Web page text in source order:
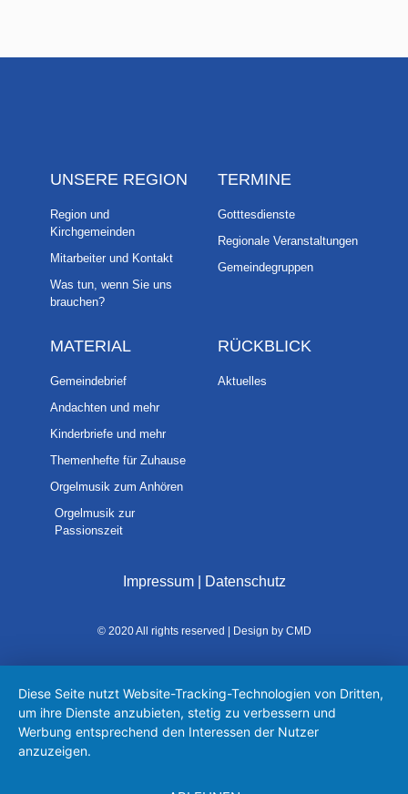
UNSERE REGION
Region und
Kirchgemeinden
Mitarbeiter und Kontakt
Was tun, wenn Sie uns
brauchen?
TERMINE
Gotttesdienste
Regionale Veranstaltungen
Gemeindegruppen
MATERIAL
Gemeindebrief
Andachten und mehr
Kinderbriefe und mehr
Themenhefte für Zuhause
Orgelmusik zum Anhören
Orgelmusik zur
Passionszeit
RÜCKBLICK
Aktuelles
Impressum| Datenschutz
© 2020 All rights reserved | Design by CMD
Diese Seite nutzt Website-Tracking-Technologien von Dritten,
um ihre Dienste anzubieten, stetig zu verbessern und
Werbung entsprechend den Interessen der Nutzer
anzuzeigen.